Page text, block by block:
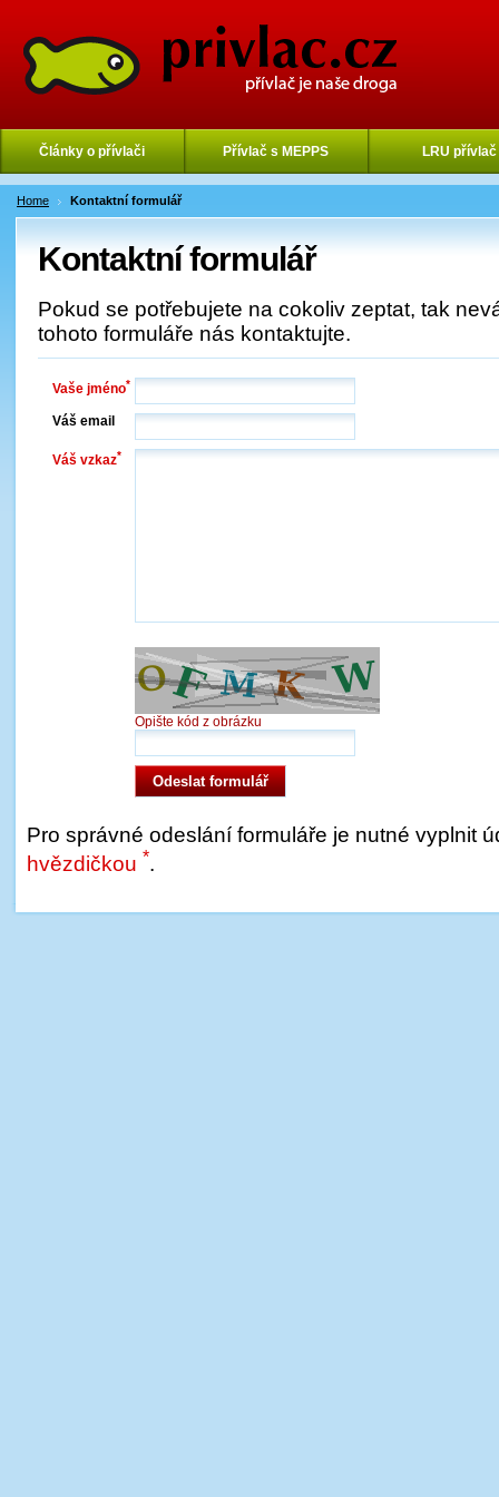
Články o přívlači Přívlač s MEPPS LRU přívlač
Home Kontaktní formulář
Kontaktní formulář
Pokud se potřebujete na cokoliv zeptat, tak
tohoto formuláře nás kontaktujte.
Vaše jméno*
Váš email
Váš vzkaz*
Opište kód z obrázku
Pro správné odeslání formuláře je nutné vyplnit
hvězdičkou *.